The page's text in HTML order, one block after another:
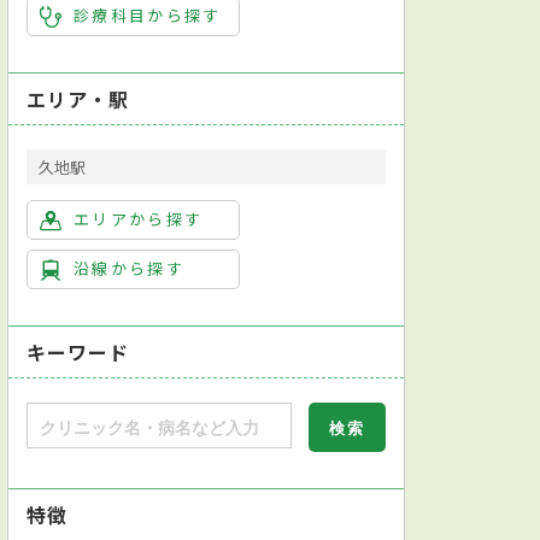
診療科目から探す
エリア・駅
久地駅
エリアから探す
沿線から探す
キーワード
特徴